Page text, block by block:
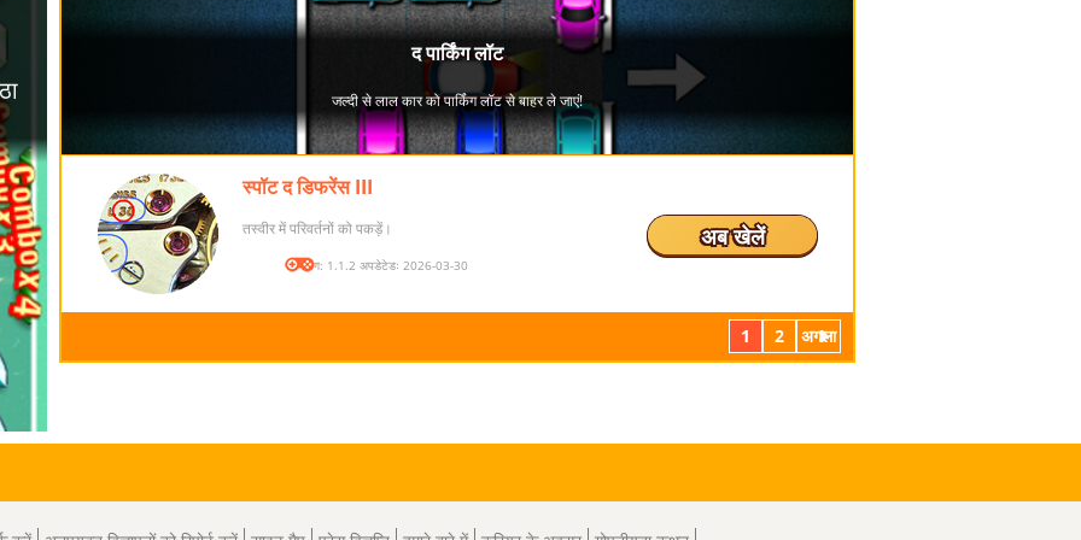
स्पॉट द डिफरेंस III
तस्वीर में परिवर्तनों को पकड़ें।
संस्करण: 1.1.2 अपडेटेडः 2026-03-30
अब खेलें
1 2 अगला